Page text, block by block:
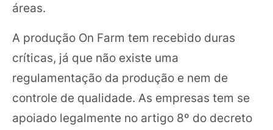
áreas.
A produção On Farm tem recebido duras
críticas, já que não existe uma
regulamentação da produção e nem de
controle de qualidade. As empresas tem se
apoiado legalmente no artigo 8º do decreto